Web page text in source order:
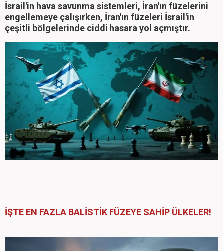
İsrail'in hava savunma sistemleri, İran'ın füzelerini
engellemeye çalışırken, İran'ın füzeleri İsrail'in
çeşitli bölgelerinde ciddi hasara yol açmıştır.
İŞTE EN FAZLA BALİSTİK FÜZEYE SAHİP ÜLKELER!